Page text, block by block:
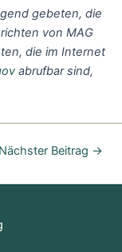
gebeten, die
von MAG
die im Internet
abrufbar sind,
Nächster Beitrag →